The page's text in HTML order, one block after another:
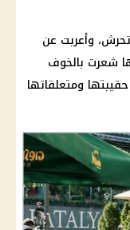
وأعربت عن
شعرت بالخوف
ومتعلقاتها